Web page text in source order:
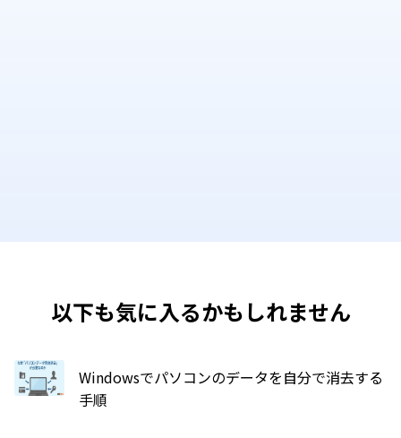
以下も気に入るかもしれません
Windowsでパソコンのデータを自分で消去する
手順